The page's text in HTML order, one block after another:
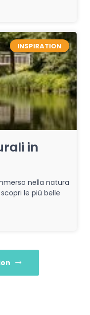
INSPIRATION
in
nella natura
le più belle